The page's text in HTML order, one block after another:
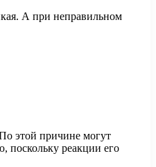
А при неправильном
этой причине могут
поскольку реакции его